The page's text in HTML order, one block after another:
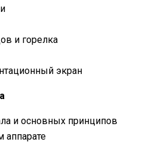
и горелка
экран
и основных принципов
аппарате